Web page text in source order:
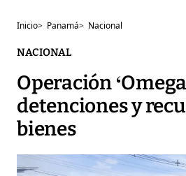
Inicio> Panamá> Nacional
NACIONAL
Operación
detenciones y
bienes